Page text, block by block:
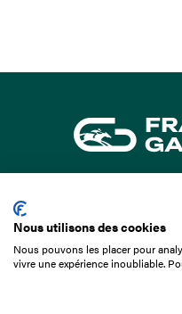
01 49 10 20 29
Nous utilisons des cookies
Nous pouvons les placer pour
vivre une expérience inoubliable.